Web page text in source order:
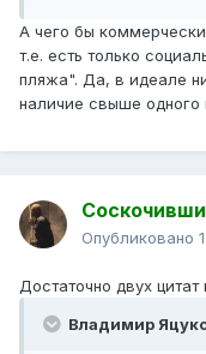
А чего бы
т.е. есть только
пляжа". Да, в идеале
наличие свыше одного
Опубликовано
Достаточно двух
Владимир